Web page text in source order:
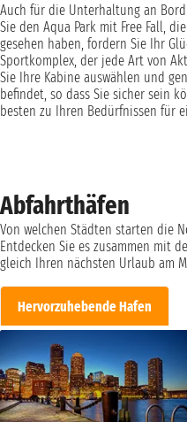
Abfahrthäfen
Von welchen Städten starten die
Entdecken Sie es zusammen mit
gleich Ihren nächsten Urlaub am
Hervorzuhebende Hafen
Auch für die Unterhaltung an
Sie den Aqua Park mit Free Fall,
gesehen haben, fordern Sie Ihr
Sportkomplex, der jede Art von
Sie Ihre Kabine auswählen und
befindet, so dass Sie sicher sein
besten zu Ihren Bedürfnissen für